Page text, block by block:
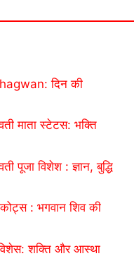
दिन की
माता स्टेटस: भक्ति
विशेश : ज्ञान, बुद्धि
: भगवान शिव की
शक्ति और आस्था